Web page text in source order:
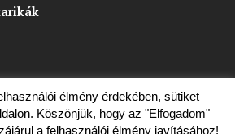
élmény érdekében, sütiket
Köszönjük, hogy az "Elfogadom"
a felhasználói élmény javításához!